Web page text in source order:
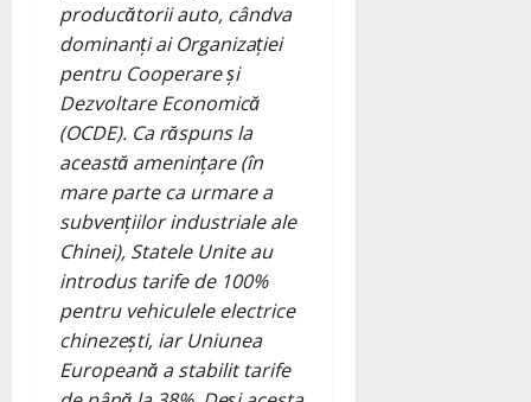
producătorii auto, cândva
dominanți ai Organizației
pentru Cooperare și
Dezvoltare Economică
(OCDE). Ca răspuns la
această amenințare (în
mare parte ca urmare a
subvențiilor industriale ale
Chinei), Statele Unite au
introdus tarife de 100%
pentru vehiculele electrice
chinezești, iar Uniunea
Europeană a stabilit tarife